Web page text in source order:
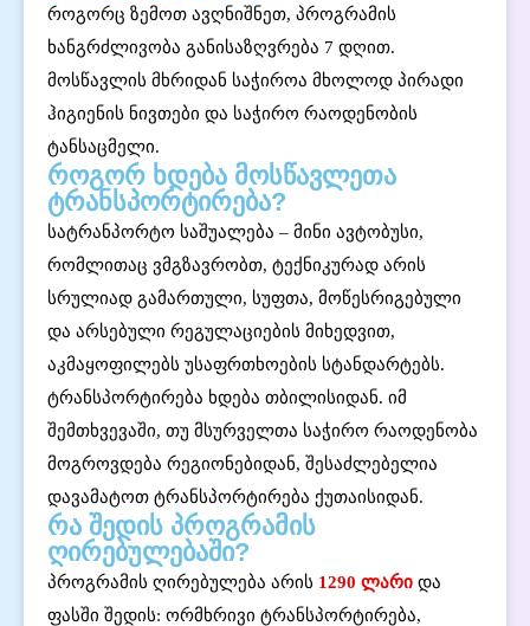
როგორც ზემოთ ავღნიშნეთ, პროგრამის
ხანგრძლივობა განისაზღვრება 7 დღით.
მოსწავლის მხრიდან საჭიროა მხოლოდ პირადი
ჰიგიენის ნივთები და საჭირო რაოდენობის
ტანსაცმელი.
როგორ ხდება მოსწავლეთა
ტრანსპორტირება?
სატრანპორტო საშუალება – მინი ავტობუსი,
რომლითაც ვმგზავრობთ, ტექნიკურად არის
სრულიად გამართული, სუფთა, მოწესრიგებული
და არსებული რეგულაციების მიხედვით,
აკმაყოფილებს უსაფრთხოების სტანდარტებს.
ტრანსპორტირება ხდება თბილისიდან. იმ
შემთხვევაში, თუ მსურველთა საჭირო რაოდენობა
მოგროვდება რეგიონებიდან, შესაძლებელია
დავამატოთ ტრანსპორტირება ქუთაისიდან.
რა შედის პროგრამის
ღირებულებაში?
პროგრამის ღირებულება არის 1290 ლარი და
ფასში შედის: ორმხრივი ტრანსპორტირება,